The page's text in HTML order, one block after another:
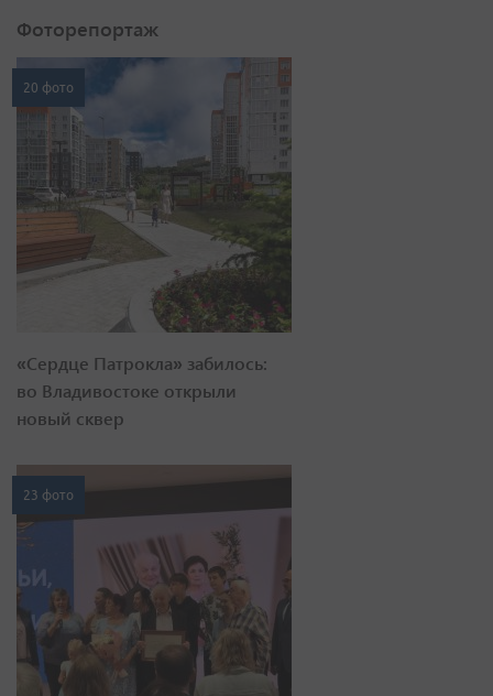
Фоторепортаж
20 фото
«Сердце Патрокла» забилось:
во Владивостоке открыли
новый сквер
23 фото